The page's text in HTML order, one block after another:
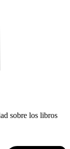
sobre los libros